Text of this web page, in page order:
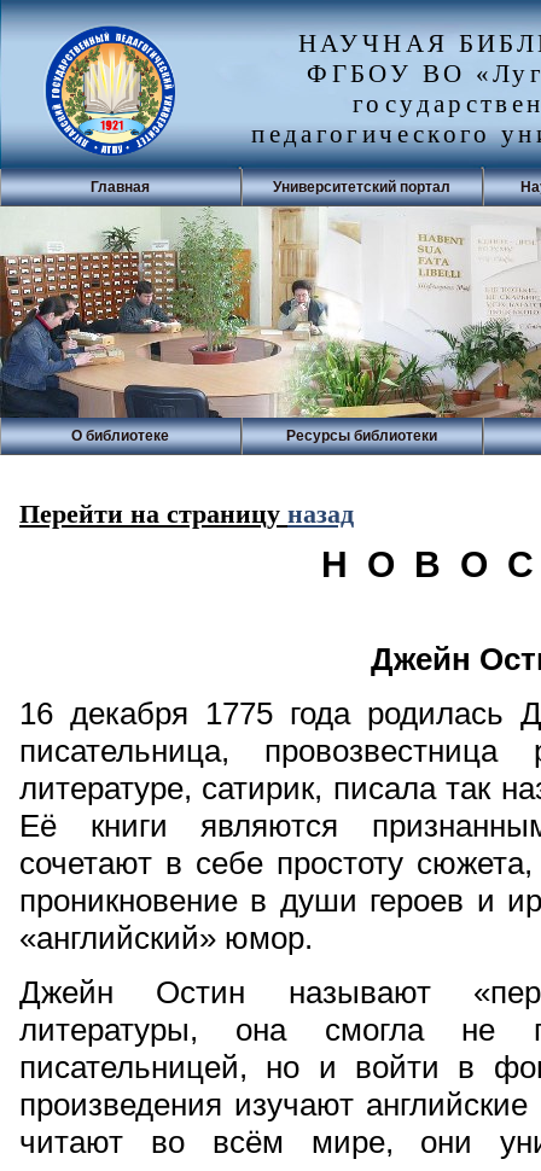
НАУЧНАЯ
ФГБОУ ВО
педагогического
Главная Университетский портал
О библиотеке Ресурсы библиотеки
Перейти на страницу назад
Н О В О
Джейн
16 декабря 1775 года родилась
писательница,
литературе, сатирик, писала так
Её книги являются
сочетают в себе простоту сюжета,
проникновение в души героев и
«английский» юмор.
Джейн Остин называют
литературы, она смогла не
писательницей, но и войти в
произведения изучают
читают во всём мире, они